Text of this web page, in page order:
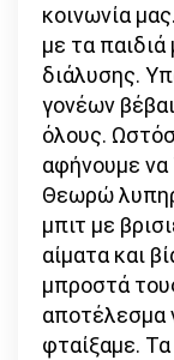
κοινωνία
με τα
διάλυσης.
γονέων
όλους.
αφήνουμε να
Θεωρώ
μπιτ με
αίματα και
μπροστά
αποτέλεσμα
φταίξαμε.